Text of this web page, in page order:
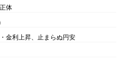
体
金利上昇、止まらぬ円安